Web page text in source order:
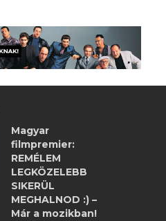
Magyar
filmpremier:
REMÉLEM
LEGKÖZELEBB
SIKERÜL
MEGHALNOD :) –
Már a mozikban!